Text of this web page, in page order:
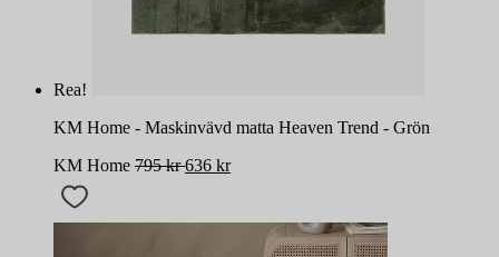
Rea!
KM Home - Maskinvävd matta Heaven Trend - Grön
KM Home 795kr 636 kr